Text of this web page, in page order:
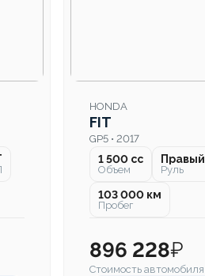
HONDA
FIT
GP5 • 2017
1 500 cc
Объем
Правый
Руль
103 000 км
Пробег
896 228₽
Стоимость автомобиля